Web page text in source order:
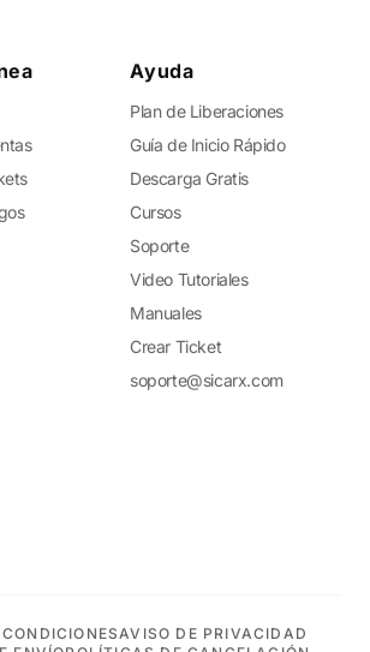
Ayuda
Plan de Liberaciones
Guía de Inicio Rápido
Descarga Gratis
Cursos
Soporte
Video Tutoriales
Manuales
Crear Ticket
soporte@sicarx.com
AVISO DE PRIVACIDAD